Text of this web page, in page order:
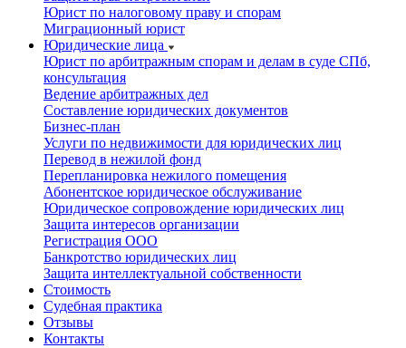
Юрист по налоговому праву и спорам
Миграционный юрист
Юридические лица
Юрист по арбитражным спорам и делам в суде СПб,
консультация
Ведение арбитражных дел
Составление юридических документов
Бизнес-план
Услуги по недвижимости для юридических лиц
Перевод в нежилой фонд
Перепланировка нежилого помещения
Абонентское юридическое обслуживание
Юридическое сопровождение юридических лиц
Защита интересов организации
Регистрация ООО
Банкротство юридических лиц
Защита интеллектуальной собственности
Стоимость
Судебная практика
Отзывы
Контакты